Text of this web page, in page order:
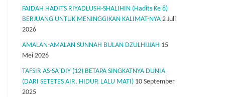
FAIDAH HADITS RIYADLUSH-SHALIHIN (Hadits Ke 8)
BERJUANG UNTUK MENINGGIKAN KALIMAT-NYA 2 Juli
2026
AMALAN-AMALAN SUNNAH BULAN DZULHIJJAH 15
Mei 2026
TAFSIR AS-SA`DIY (12) BETAPA SINGKATNYA DUNIA
(DARI SETETES AIR, HIDUP, LALU MATI) 10 September
2025